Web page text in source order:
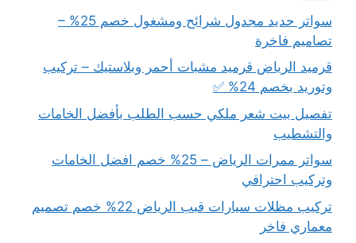
سواتر حديد مجدول شرائح ومشغول خصم 25% –
تصاميم فاخرة
قرميد الرياض قرميد مشبات أحمر وبلاستيك – تركيب
وتوريد بخصم 24% ✅
تفصيل بيت شعر ملكي حسب الطلب بأفضل الخامات
والتشطيب
سواتر ممرات الرياض – 25% خصم افضل الخامات
وتركيب احترافي
تركيب مظلات سيارات قبب الرياض 22% خصم تصميم
معماري فاخر